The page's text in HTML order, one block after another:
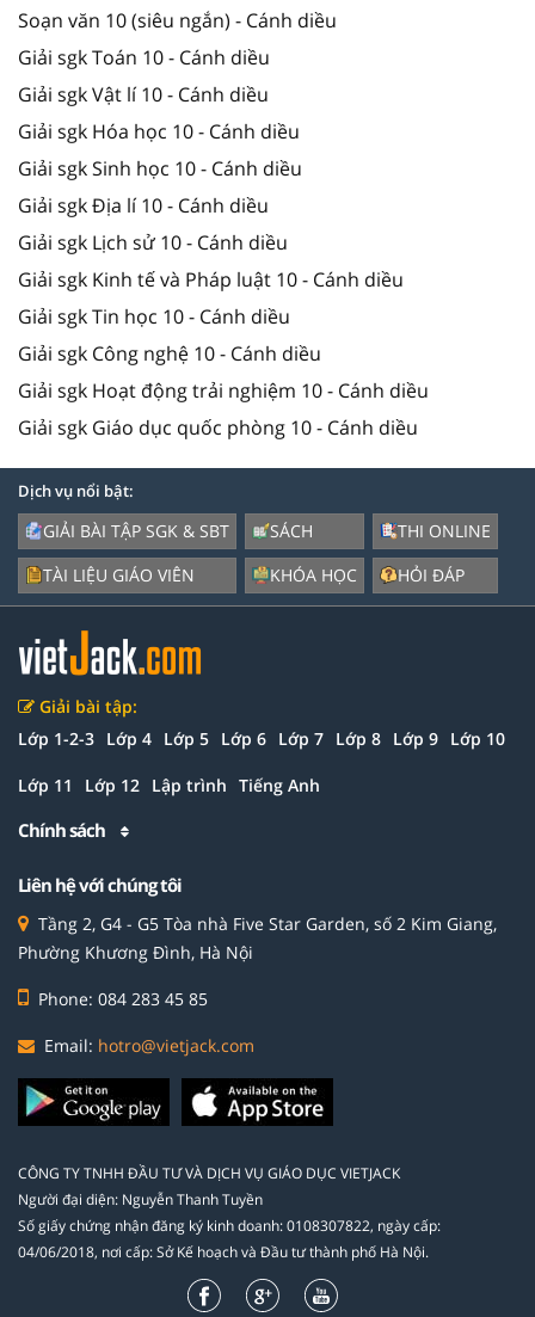
Soạn văn 10 (siêu ngắn) - Cánh diều
Giải sgk Toán 10 - Cánh diều
Giải sgk Vật lí 10 - Cánh diều
Giải sgk Hóa học 10 - Cánh diều
Giải sgk Sinh học 10 - Cánh diều
Giải sgk Địa lí 10 - Cánh diều
Giải sgk Lịch sử 10 - Cánh diều
Giải sgk Kinh tế và Pháp luật 10 - Cánh diều
Giải sgk Tin học 10 - Cánh diều
Giải sgk Công nghệ 10 - Cánh diều
Giải sgk Hoạt động trải nghiệm 10 - Cánh diều
Giải sgk Giáo dục quốc phòng 10 - Cánh diều
Dịch vụ nổi bật:
GIẢI BÀI TẬP SGK & SBT
TÀI LIỆU GIÁO VIÊN
SÁCH
KHÓA HỌC
THI ONLINE
HỎI ĐÁP
Giải bài tập:
Lớp 1-2-3 Lớp 4 Lớp 5 Lớp 6 Lớp 7 Lớp 8 Lớp 9 Lớp 10
Lớp 11 Lớp 12 Lập trình Tiếng Anh
Chính sách
Liên hệ với chúng tôi
Tầng 2, G4 - G5 Tòa nhà Five Star Garden, số 2 Kim Giang,
Phường Khương Đình, Hà Nội
Phone: 084 283 45 85
Email: hotro@vietjack.com
CÔNG TY TNHH ĐẦU TƯ VÀ DỊCH VỤ GIÁO DỤC VIETJACK
Người đại diện: Nguyễn Thanh Tuyền
Số giấy chứng nhận đăng ký kinh doanh: 0108307822, ngày cấp:
04/06/2018, nơi cấp: Sở Kế hoạch và Đầu tư thành phố Hà Nội.